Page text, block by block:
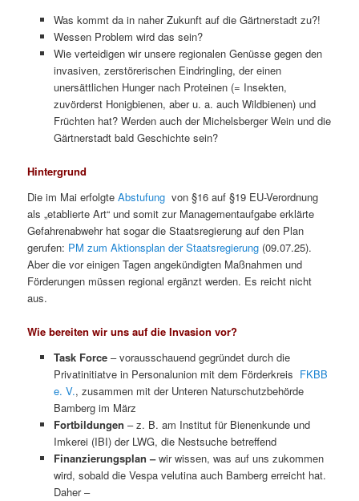
Was kommt da in naher Zukunft auf die Gärtnerstadt zu?!
Wessen Problem wird das sein?
Wie verteidigen wir unsere regionalen Genüsse gegen den
invasiven, zerstörerischen Eindringling, der einen
unersättlichen Hunger nach Proteinen (= Insekten,
zuvörderst Honigbienen, aber u. a. auch Wildbienen) und
Früchten hat? Werden auch der Michelsberger Wein und die
Gärtnerstadt bald Geschichte sein?
Hintergrund
Die im Mai erfolgteAbstufung von §16 auf §19 EU-Verordnung
als „etablierte Art“ und somit zur Managementaufgabe erklärte
Gefahrenabwehr hat sogar die Staatsregierung auf den Plan
gerufen: PM zum Aktionsplan der Staatsregierung (09.07.25).
Aber die vor einigen Tagen angekündigten Maßnahmen und
Förderungen müssen regional ergänzt werden. Es reicht nicht
aus.
Wie bereiten wir uns auf die Invasion vor?
Task Force – vorausschauend gegründet durch die
Privatinitiatve in Personalunion mit dem Förderkreis FKBB
e. V., zusammen mit der Unteren Naturschutzbehörde
Bamberg im März
Fortbildungen – z. B. am Institut für Bienenkunde und
Imkerei (IBI) der LWG, die Nestsuche betreffend
Finanzierungsplan –wir wissen, was auf uns zukommen
wird, sobald die Vespa velutina auch Bamberg erreicht hat.
Daher –